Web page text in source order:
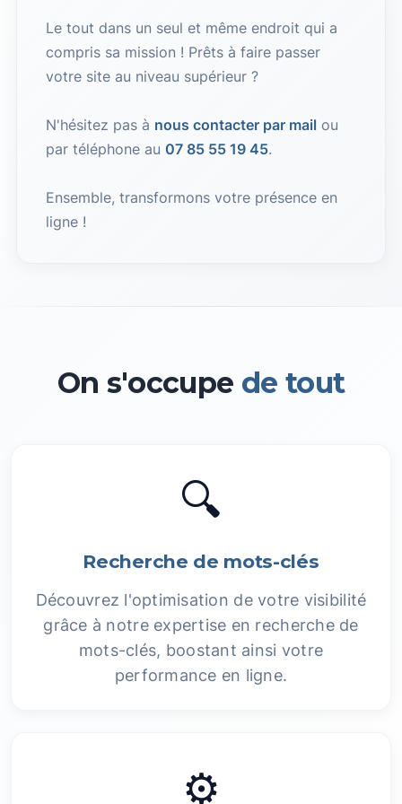
Le tout dans un seul et même endroit qui a
compris sa mission ! Prêts à faire passer
votre site au niveau supérieur ?
N'hésitez pas à nous contacter par mail ou
par téléphone au 07 85 55 19 45.
Ensemble, transformons votre présence en
ligne !
On s'occupe de tout
🔍
Recherche de mots-clés
Découvrez l'optimisation de votre visibilité
grâce à notre expertise en recherche de
mots-clés, boostant ainsi votre
performance en ligne.
⚙️